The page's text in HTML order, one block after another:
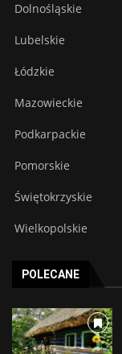
Dolnośląskie
Lubelskie
Łódzkie
Mazowieckie
Podkarpackie
Pomorskie
Świętokrzyskie
Wielkopolskie
POLECANE